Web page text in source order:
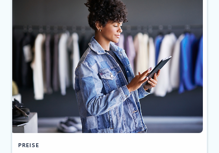
PREISE